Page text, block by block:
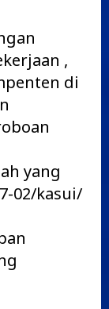
,
di
yang
02/kasui/